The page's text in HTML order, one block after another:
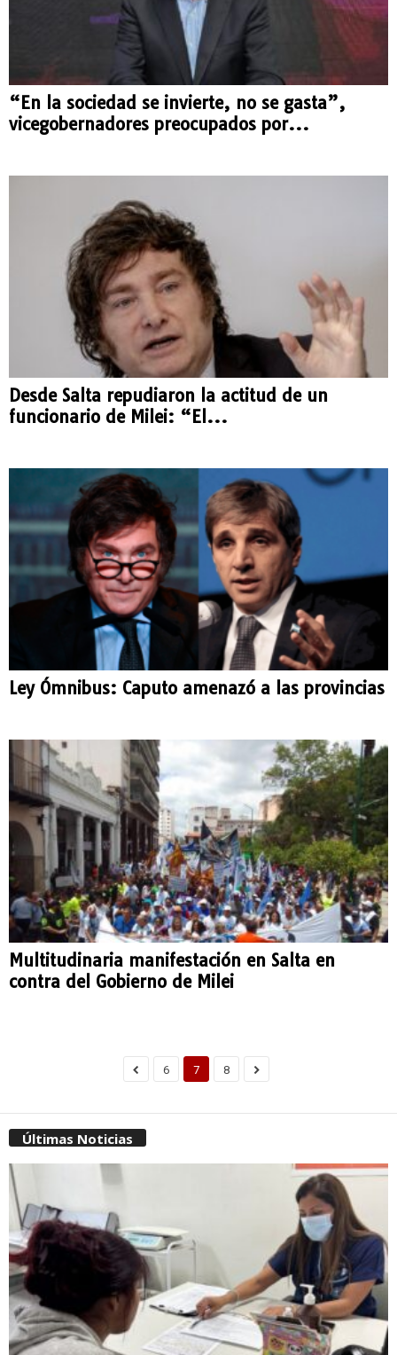
“En la sociedad se invierte, no se gasta”,
vicegobernadores preocupados por...
Desde Salta repudiaron la actitud de un
funcionario de Milei: “El...
Ley Ómnibus: Caputo amenazó a las provincias
Multitudinaria manifestación en Salta en
contra del Gobierno de Milei
6 7 8
Últimas Noticias